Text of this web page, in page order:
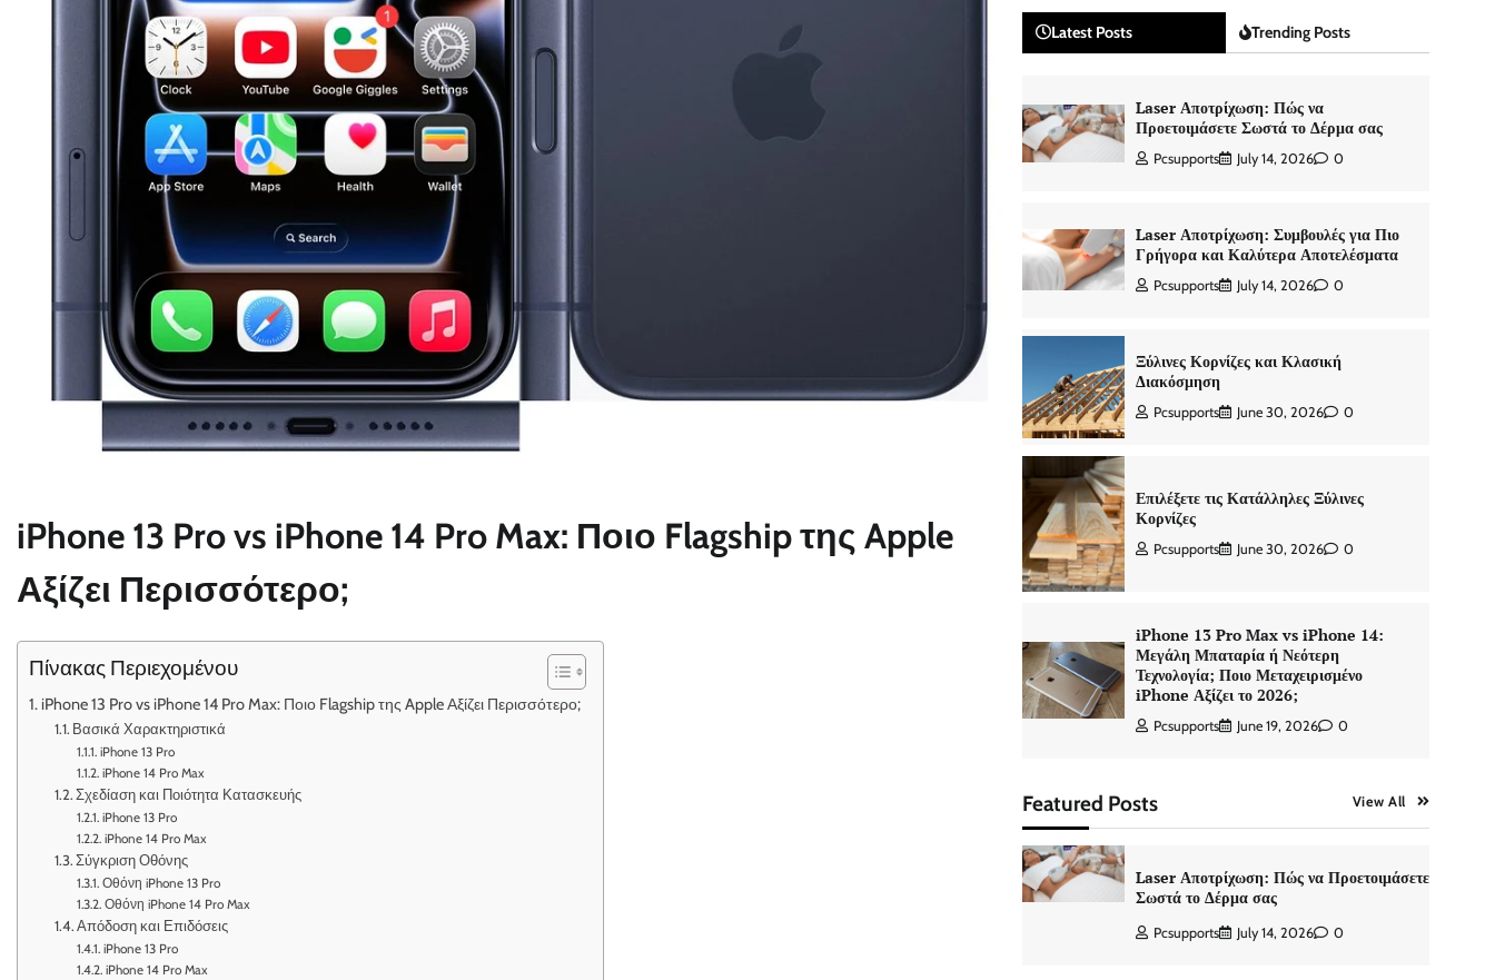
iPhone 13 Pro vs iPhone 14 Pro Max: Ποιο Flagship της Apple
Αξίζει Περισσότερο;
Πίνακας Περιεχομένου
iPhone 13 Pro vs iPhone 14 Pro Max: Ποιο Flagship της Apple Αξίζει Περισσότερο;
Βασικά Χαρακτηριστικά
iPhone 13 Pro
iPhone 14 Pro Max
Σχεδίαση και Ποιότητα Κατασκευής
iPhone 13 Pro
iPhone 14 Pro Max
Σύγκριση Οθόνης
Οθόνη iPhone 13 Pro
Οθόνη iPhone 14 Pro Max
Απόδοση και Επιδόσεις
iPhone 13 Pro
iPhone 14 Pro Max
Latest Posts Trending Posts
Laser Αποτρίχωση: Πώς να
Προετοιμάσετε Σωστά το Δέρμα σας
Pcsupports July 14, 2026 0
Laser Αποτρίχωση: Συμβουλές για Πιο
Γρήγορα και Καλύτερα Αποτελέσματα
Pcsupports July 14, 2026 0
Ξύλινες Κορνίζες και Κλασική
Διακόσμηση
Pcsupports June 30, 2026 0
Επιλέξετε τις Κατάλληλες Ξύλινες
Κορνίζες
Pcsupports June 30, 2026 0
iPhone 13 Pro Max vs iPhone 14:
Μεγάλη Μπαταρία ή Νεότερη
Τεχνολογία; Ποιο Μεταχειρισμένο
iPhone Αξίζει το 2026;
Pcsupports June 19, 2026 0
Featured Posts View All
Laser Αποτρίχωση: Πώς να Προετοιμάσετε
Σωστά το Δέρμα σας
Pcsupports July 14, 2026 0